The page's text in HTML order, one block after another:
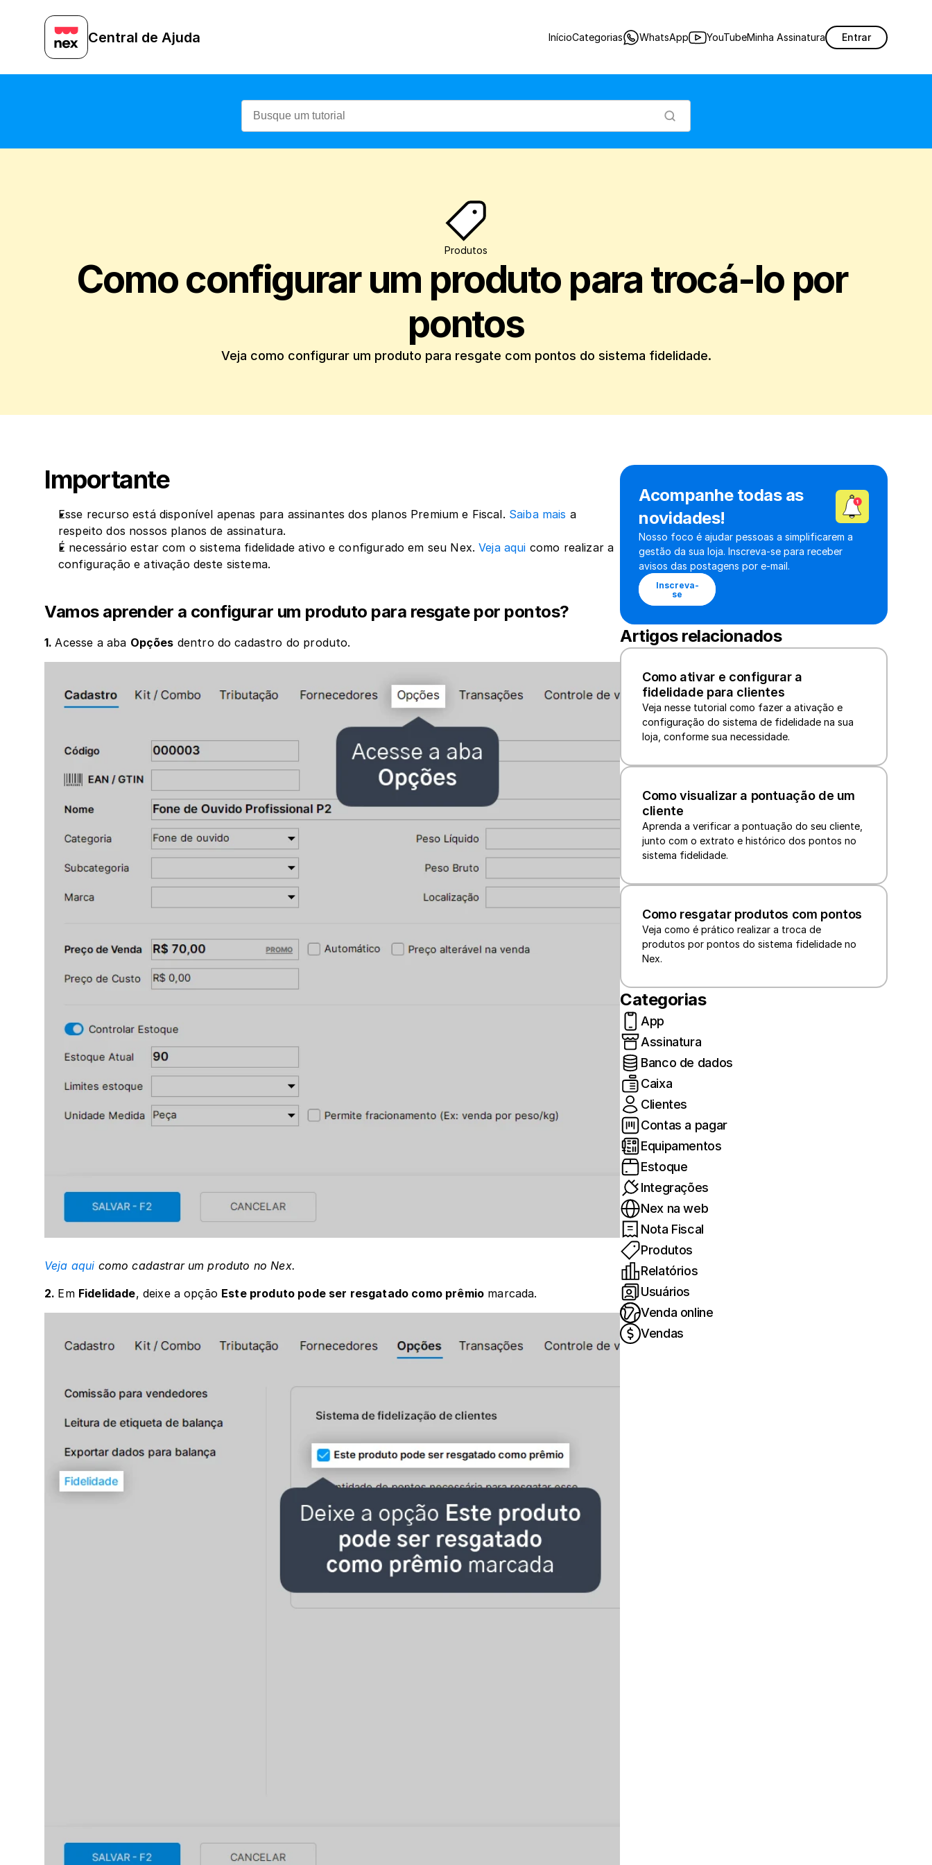
Central de Ajuda InícioCategorias WhatsApp YouTubeMinha Assinatura Entrar
Produtos
Como configurar um produto para trocá-lo por
pontos
Veja como configurar um produto para resgate com pontos do sistema fidelidade.
Importante
Esse recurso está disponível apenas para assinantes dos planos Premium e Fiscal. Saiba mais a
respeito dos nossos planos de assinatura.
É necessário estar com o sistema fidelidade ativo e configurado em seu Nex. Veja aqui como realizar a
configuração e ativação deste sistema.
Vamos aprender a configurar um produto para resgate por pontos?
1. Acesse a aba Opções dentro do cadastro do produto.
Veja aqui como cadastrar um produto no Nex.
2. Em Fidelidade, deixe a opção Este produto pode ser resgatado como prêmio marcada.
Acompanhe todas as
novidades!
Nosso foco é ajudar pessoas a simplificarem a
gestão da sua loja. Inscreva-se para receber
avisos das postagens por e-mail.
Inscreva-
se
Artigos relacionados
Como ativar e configurar a
fidelidade para clientes
Veja nesse tutorial como fazer a ativação e
configuração do sistema de fidelidade na sua
loja, conforme sua necessidade.
Como visualizar a pontuação de um
cliente
Aprenda a verificar a pontuação do seu cliente,
junto com o extrato e histórico dos pontos no
sistema fidelidade.
Como resgatar produtos com pontos
Veja como é prático realizar a troca de
produtos por pontos do sistema fidelidade no
Nex.
Categorias
App
Assinatura
Banco de dados
Caixa
Clientes
Contas a pagar
Equipamentos
Estoque
Integrações
Nex na web
Nota Fiscal
Produtos
Relatórios
Usuários
Venda online
Vendas